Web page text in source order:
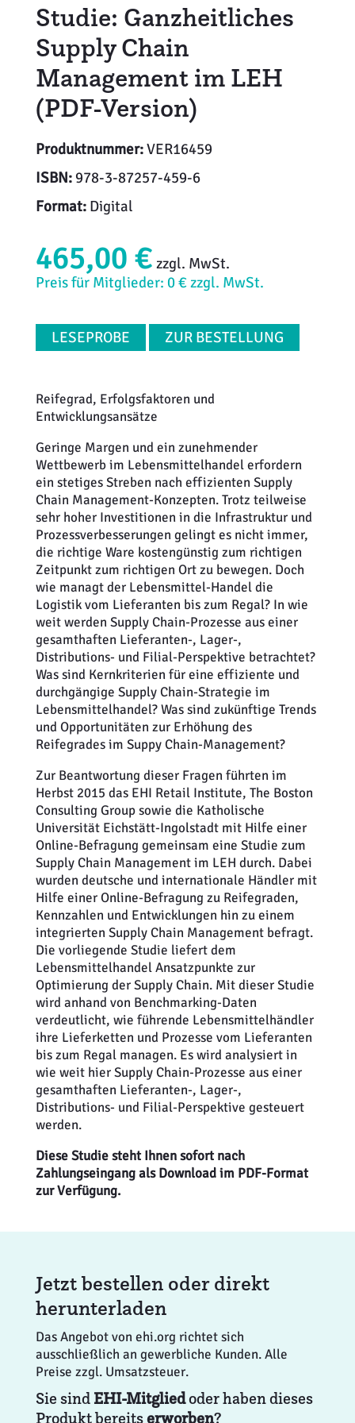
Studie: Ganzheitliches
Supply Chain
Management im LEH
(PDF-Version)
Produktnummer:VER16459
ISBN:978-3-87257-459-6
Format:Digital
465,00 € zzgl. MwSt.
Preis für Mitglieder: 0 € zzgl. MwSt.
LESEPROBE ZUR BESTELLUNG
Reifegrad, Erfolgsfaktoren und
Entwicklungsansätze
Geringe Margen und ein zunehmender
Wettbewerb im Lebensmittelhandel erfordern
ein stetiges Streben nach effizienten Supply
Chain Management-Konzepten. Trotz teilweise
sehr hoher Investitionen in die Infrastruktur und
Prozessverbesserungen gelingt es nicht immer,
die richtige Ware kostengünstig zum richtigen
Zeitpunkt zum richtigen Ort zu bewegen. Doch
wie managt der Lebensmittel-Handel die
Logistik vom Lieferanten bis zum Regal? In wie
weit werden Supply Chain-Prozesse aus einer
gesamthaften Lieferanten-, Lager-,
Distributions- und Filial-Perspektive betrachtet?
Was sind Kernkriterien für eine effiziente und
durchgängige Supply Chain-Strategie im
Lebensmittelhandel? Was sind zukünftige Trends
und Opportunitäten zur Erhöhung des
Reifegrades im Suppy Chain-Management?
Zur Beantwortung dieser Fragen führten im
Herbst 2015 das EHI Retail Institute, The Boston
Consulting Group sowie die Katholische
Universität Eichstätt-Ingolstadt mit Hilfe einer
Online-Befragung gemeinsam eine Studie zum
Supply Chain Management im LEH durch. Dabei
wurden deutsche und internationale Händler mit
Hilfe einer Online-Befragung zu Reifegraden,
Kennzahlen und Entwicklungen hin zu einem
integrierten Supply Chain Management befragt.
Die vorliegende Studie liefert dem
Lebensmittelhandel Ansatzpunkte zur
Optimierung der Supply Chain. Mit dieser Studie
wird anhand von Benchmarking-Daten
verdeutlicht, wie führende Lebensmittelhändler
ihre Lieferketten und Prozesse vom Lieferanten
bis zum Regal managen. Es wird analysiert in
wie weit hier Supply Chain-Prozesse aus einer
gesamthaften Lieferanten-, Lager-,
Distributions- und Filial-Perspektive gesteuert
werden.
Diese Studie steht Ihnen sofort nach
Zahlungseingang als Download im PDF-Format
zur Verfügung.
Jetzt bestellen oder direkt
herunterladen
Das Angebot von ehi.org richtet sich
ausschließlich an gewerbliche Kunden. Alle
Preise zzgl. Umsatzsteuer.
Sie sind EHI-Mitgliedoder haben dieses
Produkt bereitserworben?